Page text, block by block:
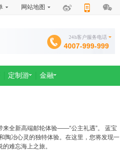
网站地图
24h客户服务电话
4007-999-999
定制游 金融
全新高端邮轮体验——“公主礼遇”。 蓝宝
陶冶心灵的独特体验。在这里，您将发现一
难忘海上之旅。